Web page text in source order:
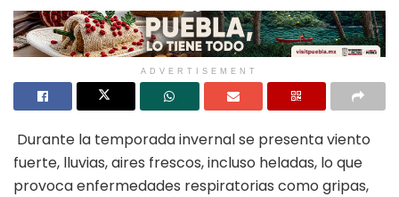
ADVERTISEMENT
Durante la temporada invernal se presenta viento
fuerte, lluvias, aires frescos, incluso heladas, lo que
provoca enfermedades respiratorias como gripas,